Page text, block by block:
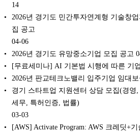
14
2026년 경기도 민간투자연계형 기술창
집 공고
04-06
2026년 경기도 유망중소기업 모집 공고
[무료세미나] AI 기본법 시행에 따른 기
2026년 판교테크노밸리 입주기업 임대
경기 스타트업 지원센터 상담 모집(경영
세무, 특허인증, 법률)
03-03
[AWS] Activate Program: AWS 크레딧+